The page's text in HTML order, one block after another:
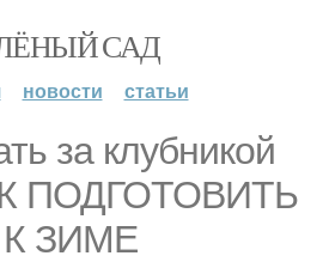
САД
новости статьи
за клубникой
ПОДГОТОВИТЬ
ЗИМЕ